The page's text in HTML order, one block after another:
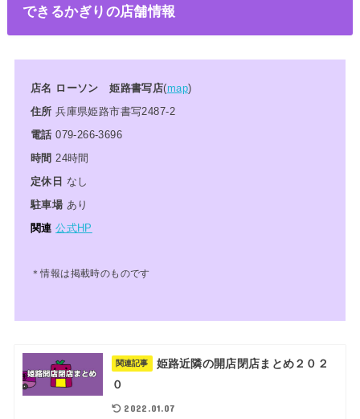
できるかぎりの店舗情報
店名 ローソン 姫路書写店(map)
住所兵庫県姫路市書写2487‐2
電話 079-266-3696
時間 24時間
定休日 なし
駐車場 あり
関連公式HP
＊情報は掲載時のものです
関連記事
姫路近隣の開店閉店まとめ２０２
０
2022.01.07